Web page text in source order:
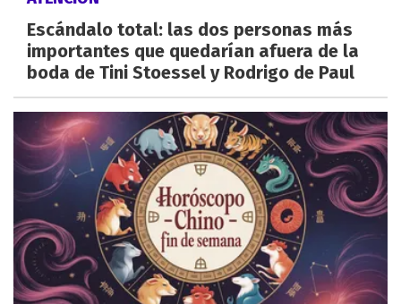
Escándalo total: las dos personas más
importantes que quedarían afuera de la
boda de Tini Stoessel y Rodrigo de Paul